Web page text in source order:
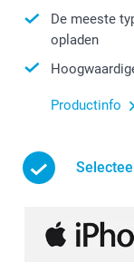
De meeste
opladen
Productinfo